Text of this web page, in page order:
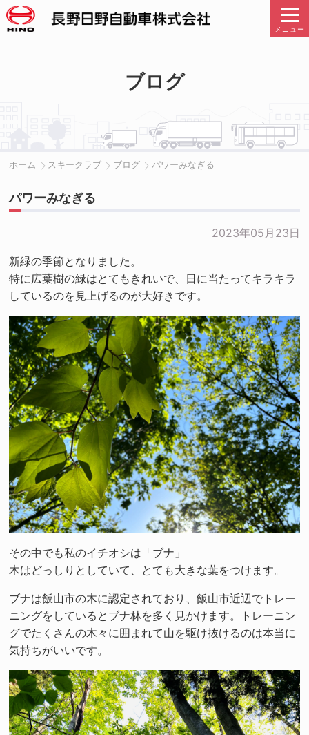
メニュー
ブログ
ホーム スキークラブ ブログ パワーみなぎる
パワーみなぎる
2023年05月23日
新緑の季節となりました。
特に広葉樹の緑はとてもきれいで、日に当たってキラキラ
しているのを見上げるのが大好きです。
その中でも私のイチオシは「ブナ」
木はどっしりとしていて、とても大きな葉をつけます。
ブナは飯山市の木に認定されており、飯山市近辺でトレー
ニングをしているとブナ林を多く見かけます。トレーニン
グでたくさんの木々に囲まれて山を駆け抜けるのは本当に
気持ちがいいです。